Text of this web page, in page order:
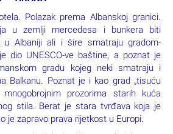
Polazak prema Albanskoj granici.
u zemlji mercedesa i bunkera biti
Albaniji ali i šire smatraju gradom-
dio UNESCO-ve baštine, a poznat je
gradu kojeg neki smatraju i
Balkanu. Poznat je i kao grad „tisuću
mnogobrojnim prozorima starih kuća
stila. Berat je stara tvrđava koja je
je zapravo prava rijetkost u Europi.